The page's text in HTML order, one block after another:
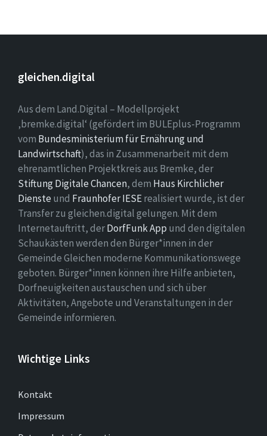
gleichen.digital
Aus dem Land.Digital – Modellprojekt
‚bremke.digital‘ (gefördert im BULEplus-Programm
vom Bundesministerium für Ernährung und
Landwirtschaft), das in Zusammenarbeit mit dem
ehrenamtlichen Projektkreis aus Bremke, der
Stiftung Digitale Chancen, dem Haus Kirchlicher
Dienste und Fraunhofer IESErealisiert wurde, ist der
Transfer zu gleichen.digital gelungen. Mit dem
Internetauftritt, derDorfFunk App und den digitalen
Schaukästen werden den Bürger*innen in der
Gemeinde Gleichen moderne Kommunikationswege
geboten. Bürger*innen können ihre Hilfe anbieten,
Dorfneuigkeiten austauschen und sich über
Aktivitäten, Angebote und Veranstaltungen in der
Gemeinde informieren.
Wichtige Links
Kontakt
Impressum